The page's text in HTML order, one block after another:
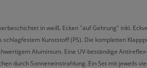
in weiß. Ecken "auf Gehrung" inkl.
Kunststoff (PS). Die kompletten
Aluminium. Eine UV-beständige Antireflex-
durch Sonneneinstrahlung. Ein Set mit jeweils